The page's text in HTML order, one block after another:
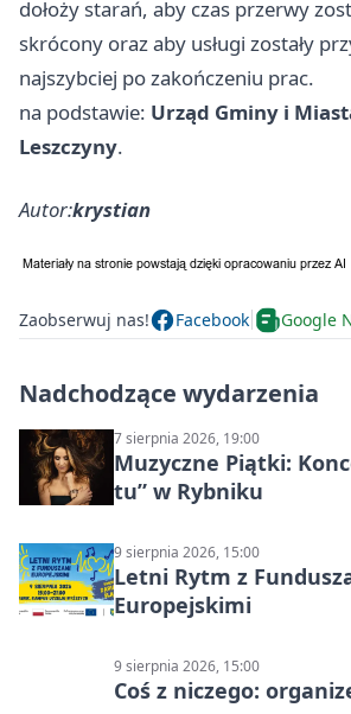
dołoży starań, aby czas przerwy
skrócony oraz aby usługi zostały
najszybciej po zakończeniu prac.
na podstawie: Urząd Gminy i
Leszczyny.
Autor:krystian
Zaobserwuj nas! Facebook Google
Nadchodzące wydarzenia
7 sierpnia 2026, 19:00
Muzyczne Piątki:
tu” w Rybniku
9 sierpnia 2026, 15:00
Letni Rytm z
Europejskimi
9 sierpnia 2026, 15:00
Coś z niczego: